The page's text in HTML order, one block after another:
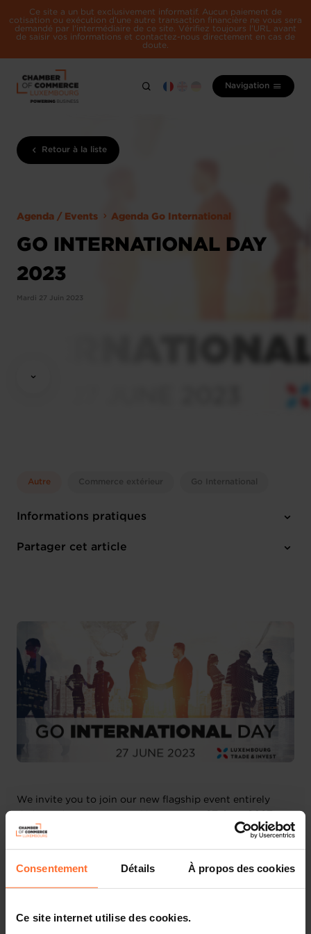
Consentement Détails À propos des cookies
Ce site internet utilise des cookies.
Ce site a un but exclusivement informatif. Aucun paiement de
cotisation ou exécution d'une autre transaction financière ne vous sera
demandé par l'intermédiaire de ce site. Vérifiez toujours l'URL avant
de saisir vos informations et contactez-nous directement en cas de
doute.
Navigation
Retour à la liste
Agenda / Events Agenda Go International
GO INTERNATIONAL DAY
2023
Mardi 27 Juin 2023
Autre Commerce extérieur Go International
Informations pratiques
Partager cet article
We invite you to join our new flagship event entirely
Organised by the Chamber of Commerce, this one-day
international business
impetus to Luxembourg companies willing to
foreign markets, while highlighting international know-